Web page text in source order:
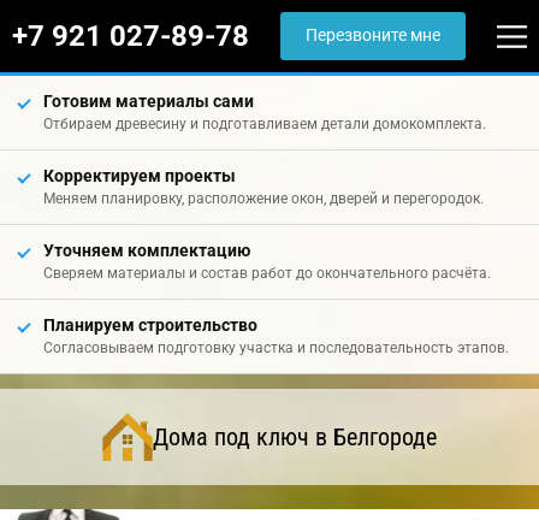
+7 921 027-89-78 Перезвоните мне
Готовим материалы сами
Отбираем древесину и подготавливаем детали домокомплекта.
Корректируем проекты
Меняем планировку, расположение окон, дверей и перегородок.
Уточняем комплектацию
Сверяем материалы и состав работ до окончательного расчёта.
Планируем строительство
Согласовываем подготовку участка и последовательность этапов.
Дома под ключ в Белгороде